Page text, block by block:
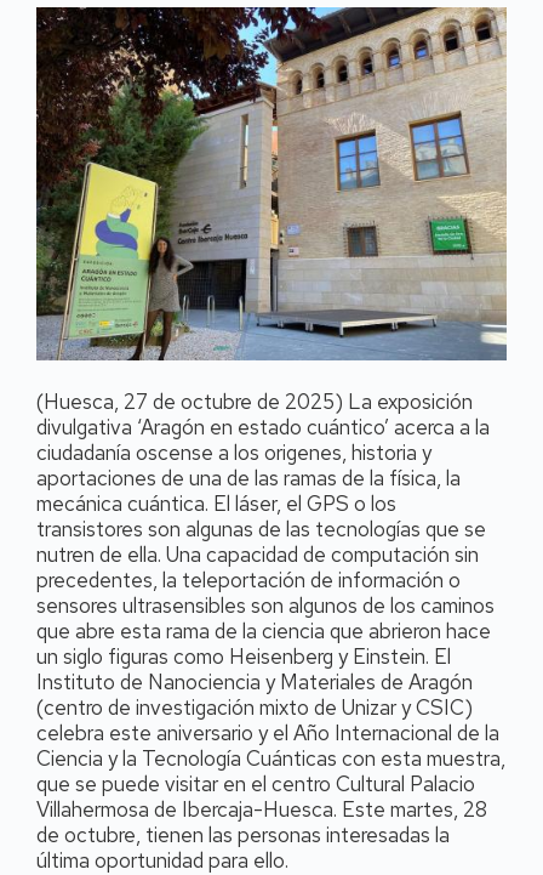
(Huesca, 27 de octubre de 2025) La exposición
divulgativa ‘Aragón en estado cuántico’ acerca a la
ciudadanía oscense a los origenes, historia y
aportaciones de una de las ramas de la física, la
mecánica cuántica. El láser, el GPS o los
transistores son algunas de las tecnologías que se
nutren de ella. Una capacidad de computación sin
precedentes, la teleportación de información o
sensores ultrasensibles son algunos de los caminos
que abre esta rama de la ciencia que abrieron hace
un siglo figuras como Heisenberg y Einstein. El
Instituto de Nanociencia y Materiales de Aragón
(centro de investigación mixto de Unizar y CSIC)
celebra este aniversario y el Año Internacional de la
Ciencia y la Tecnología Cuánticas con esta muestra,
que se puede visitar en el centro Cultural Palacio
Villahermosa de Ibercaja-Huesca. Este martes, 28
de octubre, tienen las personas interesadas la
última oportunidad para ello.